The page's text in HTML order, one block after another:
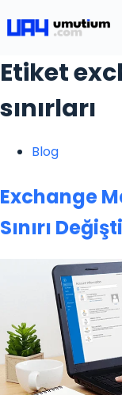
Etiket
sınırları
Blog
Exchange
Sınırı